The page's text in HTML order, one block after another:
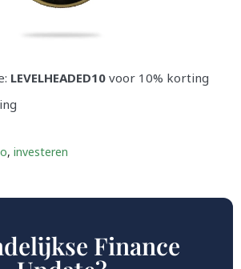
LEVELHEADED10 voor 10% korting
, investeren
Finance